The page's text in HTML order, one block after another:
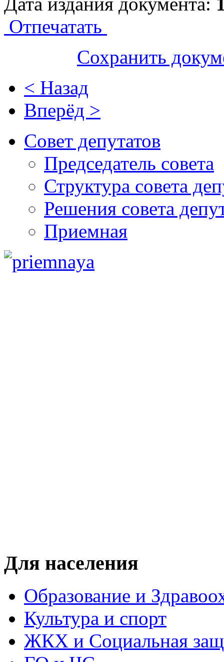
Отпечатать
Сохранить
< Назад
Вперёд >
Совет депутатов
Председатель совета
Структура совета
Решения совета
Приемная
Для населения
Образование и
Культура и спорт
ЖКХ и Социальная